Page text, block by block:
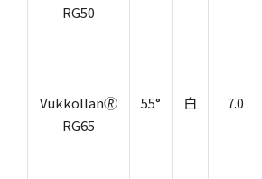
RG50
Vukkollan🄬
RG65
55° 白 7.0